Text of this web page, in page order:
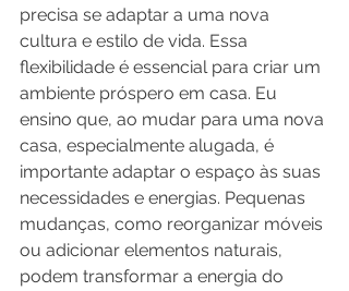
precisa se adaptar a uma nova
cultura e estilo de vida. Essa
flexibilidade é essencial para criar um
ambiente próspero em casa. Eu
ensino que, ao mudar para uma nova
casa, especialmente alugada, é
importante adaptar o espaço às suas
necessidades e energias. Pequenas
mudanças, como reorganizar móveis
ou adicionar elementos naturais,
podem transformar a energia do